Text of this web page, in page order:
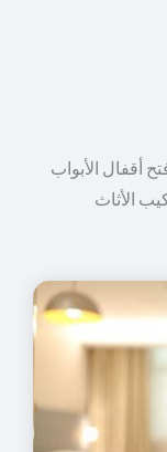
أقفال الأبواب